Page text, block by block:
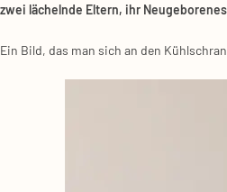
zwei lächeln­de Eltern, ihr
Ein Bild, das man sich an den